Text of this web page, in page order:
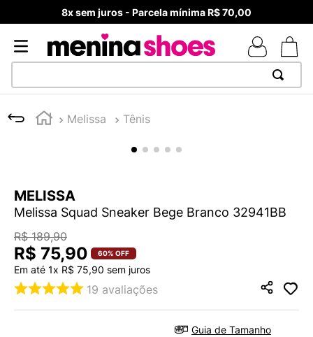
8x sem juros - Parcela mínima R$ 70,00
Melissa Tênis
MELISSA
Melissa Squad Sneaker Bege Branco 32941BB
R$ 189,90
R$ 75,90 60% OFF
Em até 1x R$ 75,90 sem juros
19 avaliações
Guia de Tamanho
1
TÊNIS NEWS BALANCE 530
MELISSAS MINI BABY
º
TÊNIS VEJA WHITE
5º
NEW 9060
6º
MELISSA SLIDE
7 º
SAMBA
8 º
VEJA COUNTRY